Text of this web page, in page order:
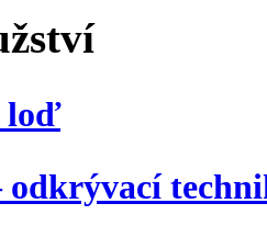
loď
odkrývací